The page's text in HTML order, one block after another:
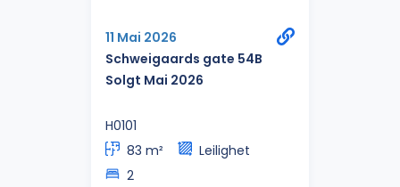
11 Mai 2026
Schweigaards gate 54B
Solgt Mai 2026
H0101
83 m²
Leilighet
2